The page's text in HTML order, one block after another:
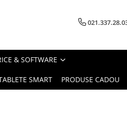
& SOFTWARE
SMART PRODUSE CADOU